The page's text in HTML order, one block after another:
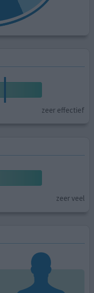
zeer effectief
zeer veel